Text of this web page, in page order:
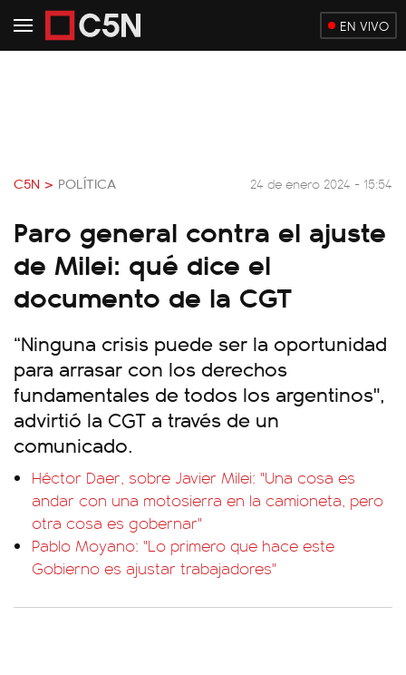
EN VIVO
C5N > POLÍTICA 24 de enero 2024 - 15:54
Paro general contra el ajuste
de Milei: qué dice el
documento de la CGT
“Ninguna crisis puede ser la oportunidad
para arrasar con los derechos
fundamentales de todos los argentinos",
advirtió la CGT a través de un
comunicado.
Héctor Daer, sobre Javier Milei: "Una cosa es
andar con una motosierra en la camioneta, pero
otra cosa es gobernar"
Pablo Moyano: "Lo primero que hace este
Gobierno es ajustar trabajadores"